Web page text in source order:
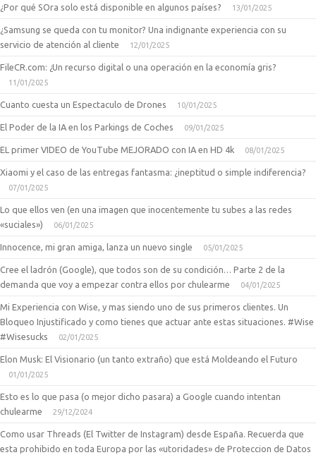
¿Por qué SOra solo está disponible en algunos países? 13/01/2025
¿Samsung se queda con tu monitor? Una indignante experiencia con su
servicio de atención al cliente
12/01/2025
FileCR.com: ¿Un recurso digital o una operación en la economía gris?
11/01/2025
Cuanto cuesta un Espectaculo de Drones 10/01/2025
El Poder de la IA en los Parkings de Coches 09/01/2025
EL primer VIDEO de YouTube MEJORADO con IA en HD 4k 08/01/2025
Xiaomi y el caso de las entregas fantasma: ¿ineptitud o simple indiferencia?
07/01/2025
Lo que ellos ven (en una imagen que inocentemente tu subes a las redes
«suciales»)
06/01/2025
Innocence, mi gran amiga, lanza un nuevo single 05/01/2025
Cree el ladrón (Google), que todos son de su condición… Parte 2 de la
demanda que voy a empezar contra ellos por chulearme
04/01/2025
Mi Experiencia con Wise, y mas siendo uno de sus primeros clientes. Un
Bloqueo Injustificado y como tienes que actuar ante estas situaciones. #Wise
#Wisesucks
02/01/2025
Elon Musk: El Visionario (un tanto extraño) que está Moldeando el Futuro
01/01/2025
Esto es lo que pasa (o mejor dicho pasara) a Google cuando intentan
chulearme
29/12/2024
Como usar Threads (El Twitter de Instagram) desde España. Recuerda que
esta prohibido en toda Europa por las «utoridades» de Proteccion de Datos